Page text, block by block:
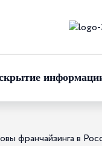
франчайзинга в